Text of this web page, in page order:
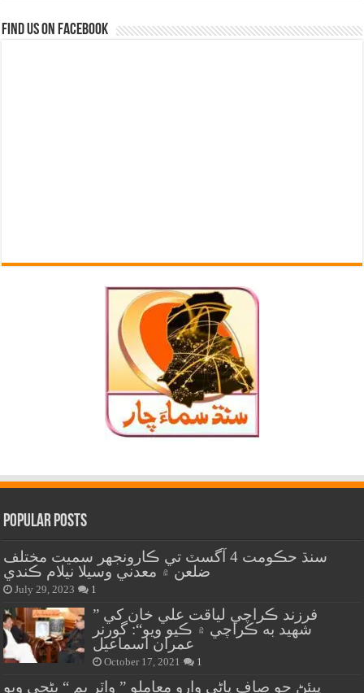
Find us on Facebook
Popular Posts
سنڌ حڪومت 4 آگسٽ تي ڪارونجهر سميت مختلف
ضلعن ۾ معدني وسيلا نيلام ڪندي
July 29, 2023 1
” فرزند ڪراچي لياقت علي خان کي
شهيد به ڪراچي ۾ ڪيو ويو“: گورنر
عمران اسماعيل
October 17, 2021 1
پيئڻ جو صاف پاڻي وارو معاملو ” واٽر بم “ بڻجي ويو